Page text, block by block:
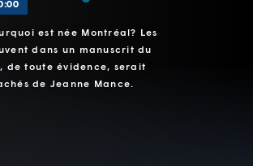
est née Montréal? Les
dans un manuscrit du
de toute évidence, serait
de Jeanne Mance.